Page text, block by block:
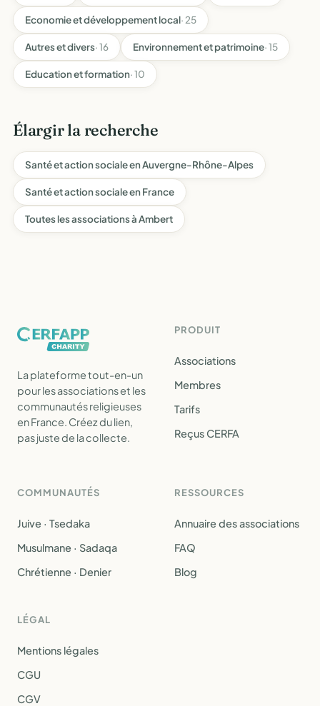
Economie et développement local· 25
Autres et divers· 16 Environnement et patrimoine· 15
Education et formation· 10
Élargir la recherche
Santé et action sociale en Auvergne-Rhône-Alpes
Santé et action sociale en France
Toutes les associations à Ambert
La plateforme tout-en-un
pour les associations et les
communautés religieuses
en France. Créez du lien,
pas juste de la collecte.
PRODUIT
Associations
Membres
Tarifs
Reçus CERFA
COMMUNAUTÉS
Juive · Tsedaka
Musulmane · Sadaqa
Chrétienne · Denier
RESSOURCES
Annuaire des associations
FAQ
Blog
LÉGAL
Mentions légales
CGU
CGV